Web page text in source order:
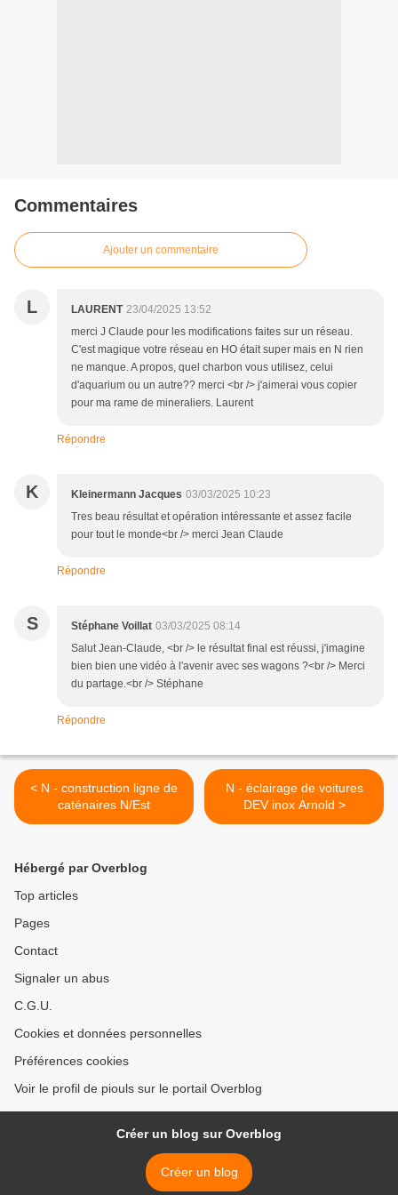
Commentaires
Ajouter un commentaire
L LAURENT 23/04/2025 13:52
merci J Claude pour les modifications faites sur un réseau.
C'est magique votre réseau en HO était super mais en N rien
ne manque. A propos, quel charbon vous utilisez, celui
d'aquarium ou un autre?? merci <br /> j'aimerai vous copier
pour ma rame de mineraliers. Laurent
Répondre
K Kleinermann Jacques 03/03/2025 10:23
Tres beau résultat et opération intéressante et assez facile
pour tout le monde<br /> merci Jean Claude
Répondre
S Stéphane Voillat 03/03/2025 08:14
Salut Jean-Claude, <br /> le résultat final est réussi, j'imagine
bien bien une vidéo à l'avenir avec ses wagons ?<br /> Merci
du partage.<br /> Stéphane
Répondre
< N - construction ligne de
caténaires N/Est
N - éclairage de voitures
DEV inox Arnold >
Hébergé par Overblog
Top articles
Pages
Contact
Signaler un abus
C.G.U.
Cookies et données personnelles
Préférences cookies
Voir le profil de piouls sur le portail Overblog
Créer un blog sur Overblog
Créer un blog